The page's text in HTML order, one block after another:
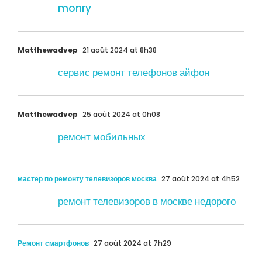
monry
Matthewadvep 21 août 2024 at 8h38
сервис ремонт телефонов айфон
Matthewadvep 25 août 2024 at 0h08
ремонт мобильных
мастер по ремонту телевизоров москва 27 août 2024 at 4h52
ремонт телевизоров в москве недорого
Ремонт смартфонов 27 août 2024 at 7h29